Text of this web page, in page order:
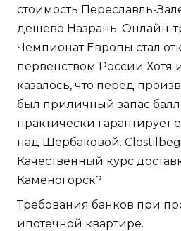
стоимость Переславль-
дешево Назрань. Онлайн-
Чемпионат Европы стал
первенством России Хотя
казалось, что перед
был приличный запас
практически гарантирует
над Щербаковой.
Качественный курс
Каменогорск?
Требования банков при
ипотечной квартире.